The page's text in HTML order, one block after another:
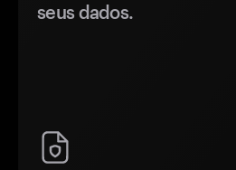
seus dados.